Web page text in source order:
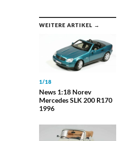
WEITERE ARTIKEL →
1/18
News 1:18 Norev
Mercedes SLK 200 R170
1996